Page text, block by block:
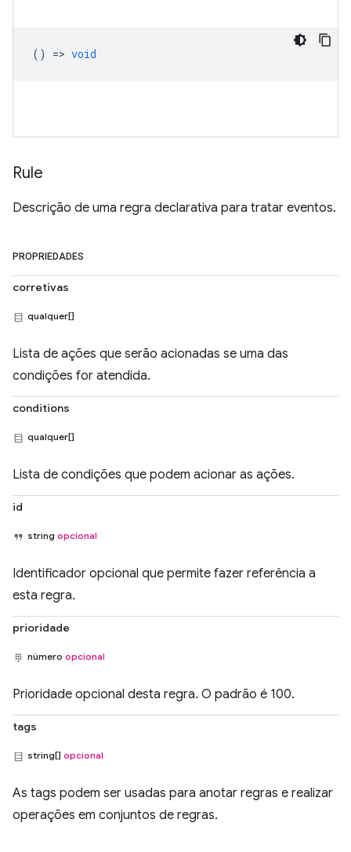
() => void
Rule
Descrição de uma regra declarativa para tratar eventos.
PROPRIEDADES
corretivas
qualquer[]
Lista de ações que serão acionadas se uma das
condições for atendida.
conditions
qualquer[]
Lista de condições que podem acionar as ações.
id
string opcional
Identificador opcional que permite fazer referência a
esta regra.
prioridade
número opcional
Prioridade opcional desta regra. O padrão é 100.
tags
string[] opcional
As tags podem ser usadas para anotar regras e realizar
operações em conjuntos de regras.